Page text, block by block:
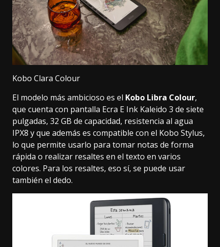
Kobo Clara Colour
El modelo más ambicioso es el Kobo Libra Colour,
que cuenta con pantalla Ecra E Ink Kaleido 3 de siete
pulgadas, 32 GB de capacidad, resistencia al agua
IPX8 y que además es compatible con el Kobo Stylus,
lo que permite usarlo para tomar notas de forma
rápida o realizar resaltes en el texto en varios
colores. Para los resaltes, eso sí, se puede usar
también el dedo.